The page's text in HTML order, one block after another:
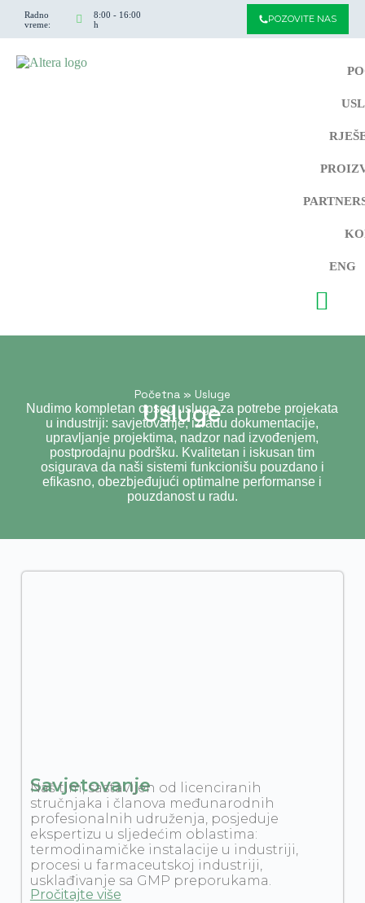
Radno
vreme:
8:00 - 16:00
h
POZOVITE NAS
ENG
Početna» Usluge
Usluge
Nudimo kompletan opseg usluga za potrebe projekata
u industriji: savjetovanje, izradu dokumentacije,
upravljanje projektima, nadzor nad izvođenjem,
postprodajnu podršku. Kvalitetan i iskusan tim
osigurava da naši sistemi funkcionišu pouzdano i
efikasno, obezbjeđujući optimalne performanse i
pouzdanost u radu.
Savjetovanje
Naš tim, sastavljen od licenciranih
stručnjaka i članova međunarodnih
profesionalnih udruženja, posjeduje
ekspertizu u sljedećim oblastima:
termodinamičke instalacije u industriji,
procesi u farmaceutskoj industriji,
usklađivanje sa GMP preporukama.
Pročitajte više